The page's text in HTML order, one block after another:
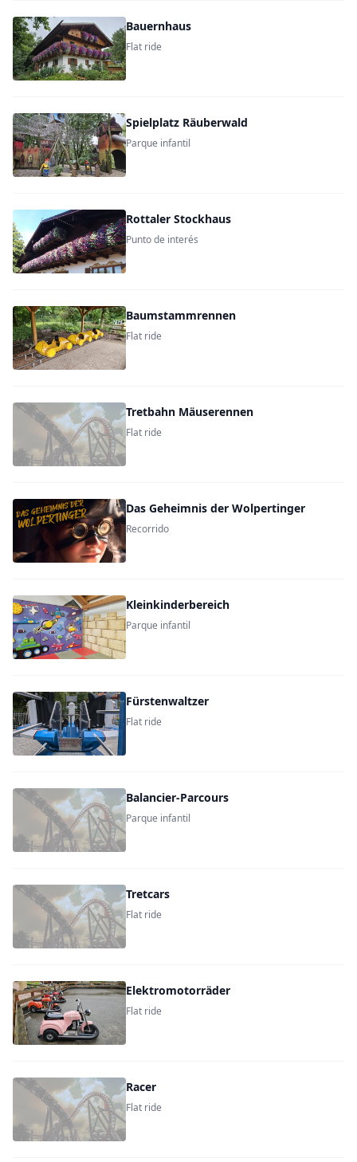
Bauernhaus
Flat ride
Spielplatz Räuberwald
Parque infantil
Rottaler Stockhaus
Punto de interés
Baumstammrennen
Flat ride
Tretbahn Mäuserennen
Flat ride
Das Geheimnis der Wolpertinger
Recorrido
Kleinkinderbereich
Parque infantil
Fürstenwaltzer
Flat ride
Balancier-Parcours
Parque infantil
Tretcars
Flat ride
Elektromotorräder
Flat ride
Racer
Flat ride